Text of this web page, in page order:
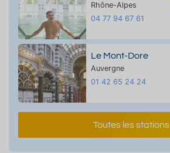
Rhône-Alpes
04 77 94 67 61
Le Mont-Dore
Auvergne
01 42 65 24 24
Toutes les stations